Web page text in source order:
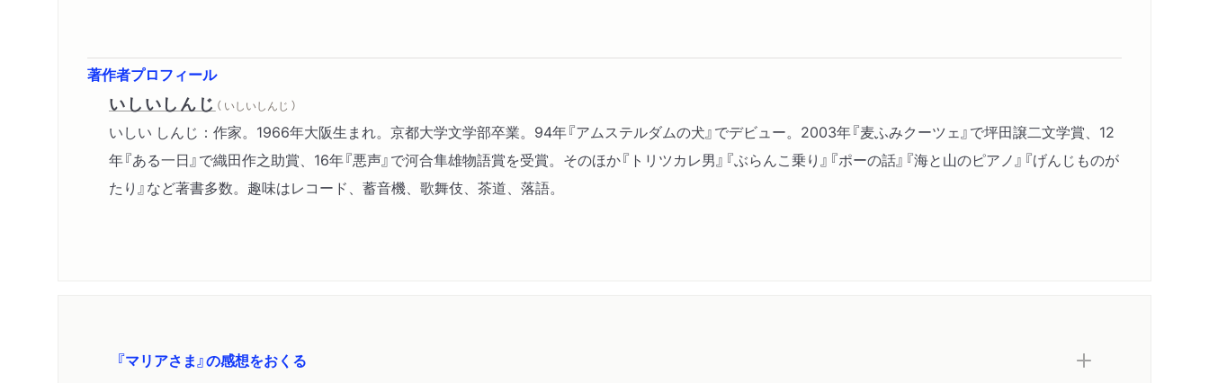
ジュプン
解説 松永美穂
著作者プロフィール
いしいしんじ （ いしいしんじ ）
いしい しんじ：作家。1966年大阪生まれ。京都大学文学部卒業。94年『アムステルダムの犬』でデビュー。2003年『麦ふみクーツェ』で坪田譲二文学賞、12
年『ある一日』で織田作之助賞、16年『悪声』で河合隼雄物語賞を受賞。そのほか『トリツカレ男』『ぶらんこ乗り』『ポーの話』『海と山のピアノ』『げんじものが
たり』など著書多数。趣味はレコード、蓄音機、歌舞伎、茶道、落語。
『マリアさま』の感想をおくる